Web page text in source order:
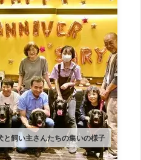
と飼い主さんたちの集いの様子